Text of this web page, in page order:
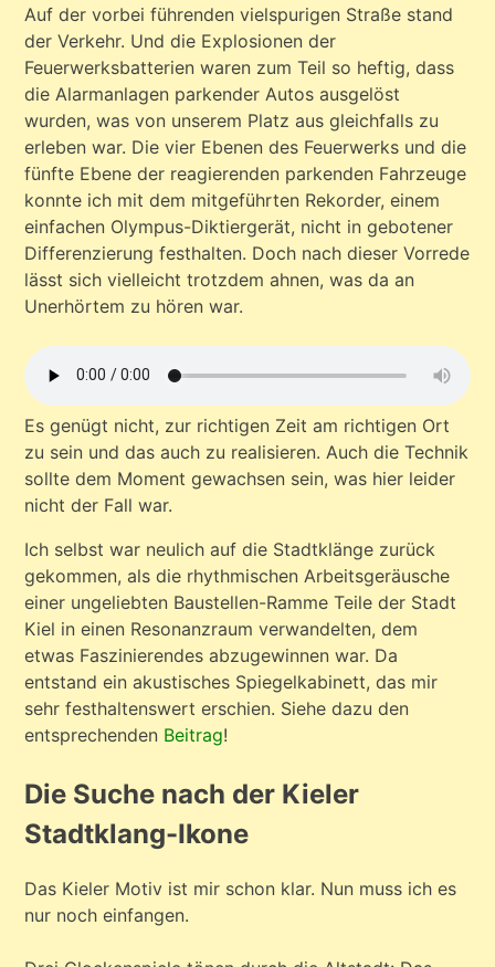
Auf der vorbei führenden vielspurigen Straße stand
der Verkehr. Und die Explosionen der
Feuerwerksbatterien waren zum Teil so heftig, dass
die Alarmanlagen parkender Autos ausgelöst
wurden, was von unserem Platz aus gleichfalls zu
erleben war. Die vier Ebenen des Feuerwerks und die
fünfte Ebene der reagierenden parkenden Fahrzeuge
konnte ich mit dem mitgeführten Rekorder, einem
einfachen Olympus-Diktiergerät, nicht in gebotener
Differenzierung festhalten. Doch nach dieser Vorrede
lässt sich vielleicht trotzdem ahnen, was da an
Unerhörtem zu hören war.
Es genügt nicht, zur richtigen Zeit am richtigen Ort
zu sein und das auch zu realisieren. Auch die Technik
sollte dem Moment gewachsen sein, was hier leider
nicht der Fall war.
Ich selbst war neulich auf die Stadtklänge zurück
gekommen, als die rhythmischen Arbeitsgeräusche
einer ungeliebten Baustellen-Ramme Teile der Stadt
Kiel in einen Resonanzraum verwandelten, dem
etwas Faszinierendes abzugewinnen war. Da
entstand ein akustisches Spiegelkabinett, das mir
sehr festhaltenswert erschien. Siehe dazu den
entsprechenden Beitrag!
Die Suche nach der Kieler
Stadtklang-Ikone
Das Kieler Motiv ist mir schon klar. Nun muss ich es
nur noch einfangen.